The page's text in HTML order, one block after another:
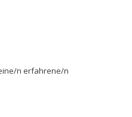
n erfahrene/n